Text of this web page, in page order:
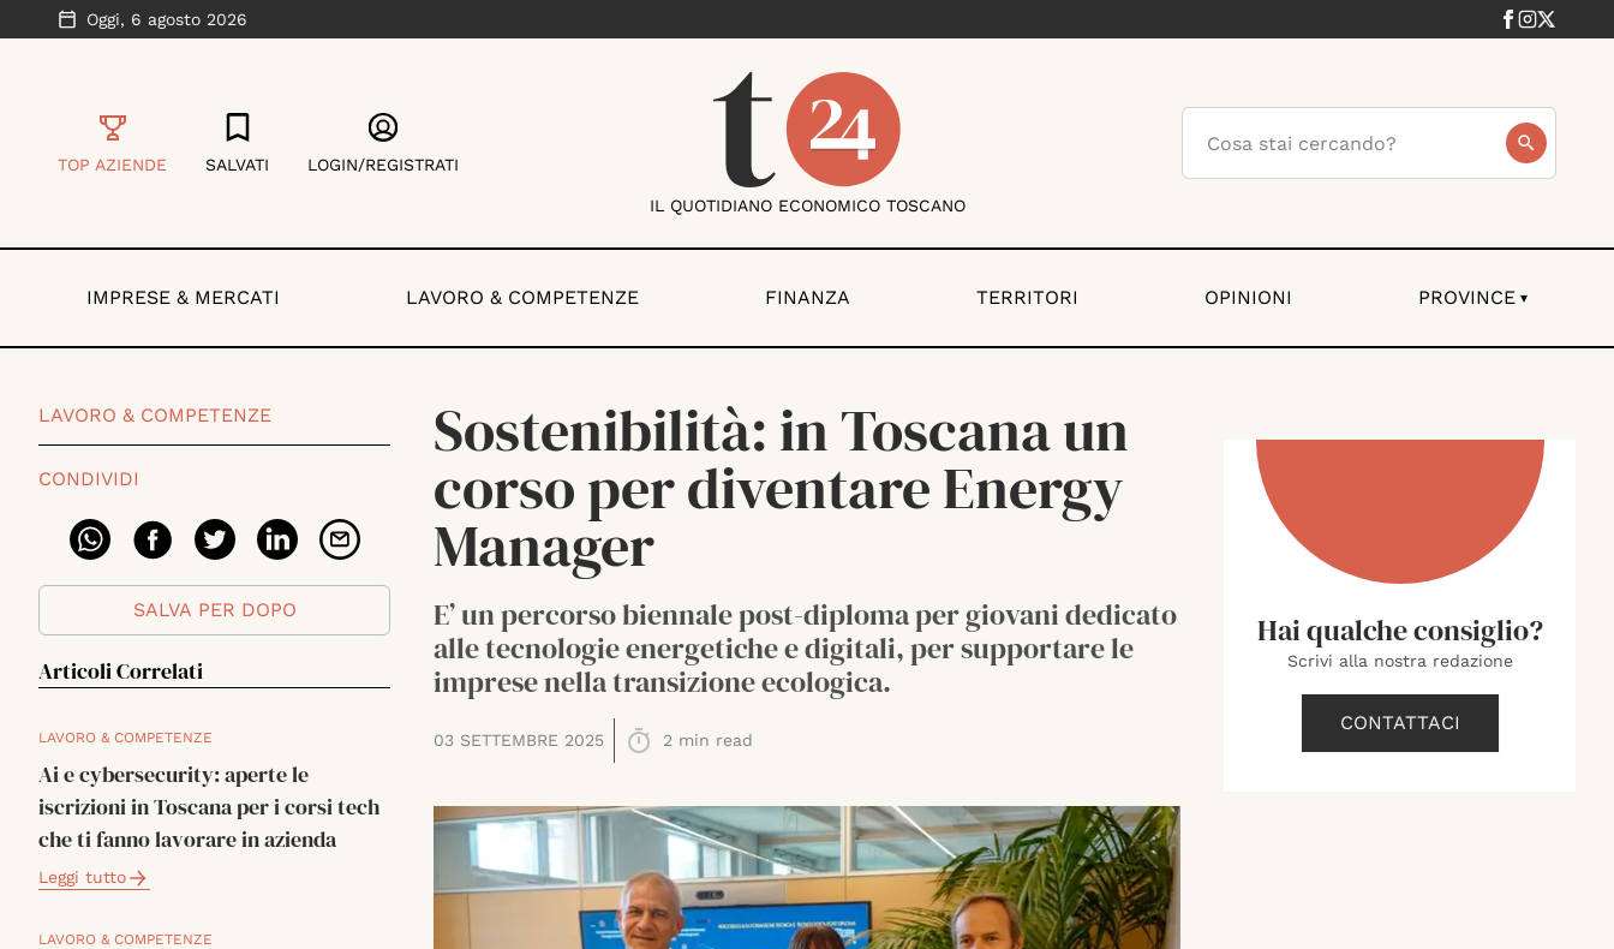
Oggi, 6 agosto 2026
TOP AZIENDE SALVATI LOGIN/REGISTRATI
IL QUOTIDIANO ECONOMICO TOSCANO
IMPRESE & MERCATI LAVORO & COMPETENZE FINANZA TERRITORI OPINIONI PROVINCE ▾
LAVORO & COMPETENZE
CONDIVIDI
SALVA PER DOPO
Articoli Correlati
LAVORO & COMPETENZE
Ai e cybersecurity: aperte le
iscrizioni in Toscana per i corsi tech
che ti fanno lavorare in azienda
Leggi tutto
LAVORO & COMPETENZE
Sostenibilità: in Toscana un
corso per diventare Energy
Manager
E’ un percorso biennale post-diploma per giovani dedicato
alle tecnologie energetiche e digitali, per supportare le
imprese nella transizione ecologica.
03 SETTEMBRE 2025 2 min read
Hai qualche consiglio?
Scrivi alla nostra redazione
CONTATTACI